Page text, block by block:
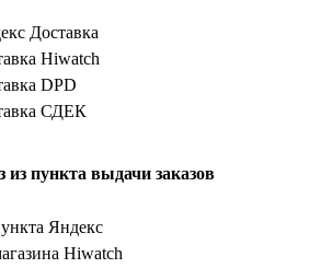
Доставка
Hiwatch
DPD
СДЕК
пункта выдачи заказов
Яндекс
Hiwatch